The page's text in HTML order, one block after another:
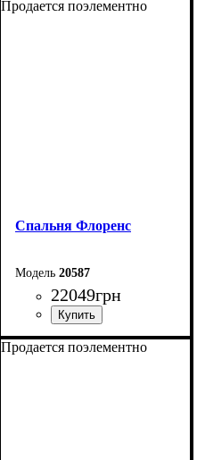
Продается поэлементно
Спальня Флоренс
20587
22049грн
Продается поэлементно